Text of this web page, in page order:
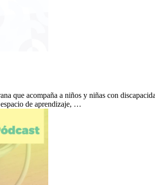
que acompaña a niños y niñas con
de aprendizaje, …